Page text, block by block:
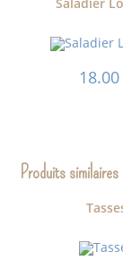
18.00
Produits similaires